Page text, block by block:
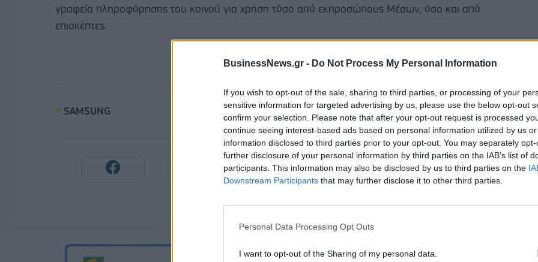
BusinessNews.gr - Do Not Process My Personal Information
If you wish to opt-out of the sale, sharing to third parties, or processing of your
sensitive information for targeted advertising by us, please use the below opt-out
confirm your selection. Please note that after your opt-out request is processed
continue seeing interest-based ads based on personal information utilized by us
information disclosed to third parties prior to your opt-out. You may separately
further disclosure of your personal information by third parties on the IAB’s list of
participants. This information may also be disclosed by us to third parties on the
Downstream Participants that may further disclose it to other third parties.
Personal Data Processing Opt Outs
I want to opt-out of the Sharing of my personal data.
γραφεία πληροφόρησης του κοινού για χρήση τόσο από εκπροσώπους Μέσων, όσο και από
επισκέπτες.
SAMSUNG